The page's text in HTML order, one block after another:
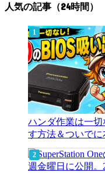
人気の記事（24時間）
ハンダ作業は一
す方法＆ついで